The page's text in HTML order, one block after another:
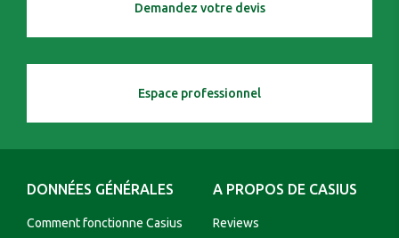
Demandez votre devis
Espace professionnel
DONNÉES GÉNÉRALES
Comment fonctionne Casius
A PROPOS DE CASIUS
Reviews